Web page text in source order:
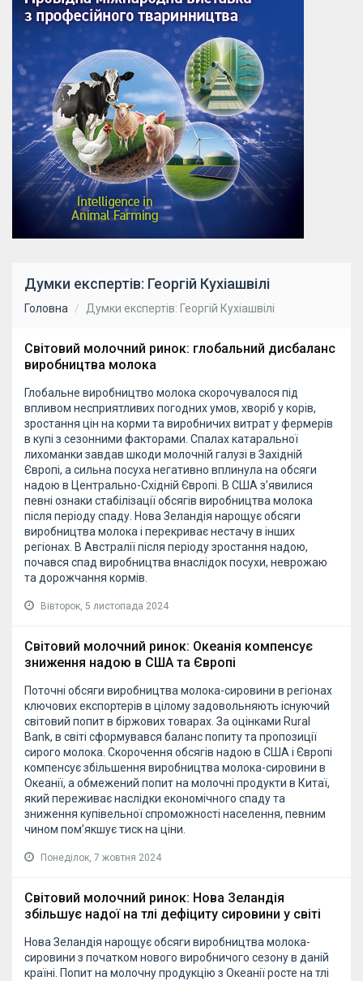
Думки експертів: Георгій Кухіашвілі
Головна Думки експертів: Георгій Кухіашвілі
Світовий молочний ринок: глобальний дисбаланс
виробництва молока
Глобальне виробництво молока скорочувалося під
впливом несприятливих погодних умов, хворіб у корів,
зростання цін на корми та виробничих витрат у фермерів
в купі з сезонними факторами. Спалах катаральної
лихоманки завдав шкоди молочній галузі в Західній
Європі, а сильна посуха негативно вплинула на обсяги
надою в Центрально-Східній Європі. В США з’явилися
певні ознаки стабілізації обсягів виробництва молока
після періоду спаду. Нова Зеландія нарощує обсяги
виробництва молока і перекриває нестачу в інших
регіонах. В Австралії після періоду зростання надою,
почався спад виробництва внаслідок посухи, неврожаю
та дорожчання кормів.
Вівторок, 5 листопада 2024
Світовий молочний ринок: Океанія компенсує
зниження надою в США та Європі
Поточні обсяги виробництва молока-сировини в регіонах
ключових експортерів в цілому задовольняють існуючий
світовий попит в біржових товарах. За оцінками Rural
Bank, в світі сформувався баланс попиту та пропозиції
сирого молока. Скорочення обсягів надою в США і Європі
компенсує збільшення виробництва молока-сировини в
Океанії, а обмежений попит на молочні продукти в Китаї,
який переживає наслідки економічного спаду та
зниження купівельної спроможності населення, певним
чином пом’якшує тиск на ціни.
Понеділок, 7 жовтня 2024
Світовий молочний ринок: Нова Зеландія
збільшує надої на тлі дефіциту сировини у світі
Нова Зеландія нарощує обсяги виробництва молока-
сировини з початком нового виробничого сезону в даній
країні. Попит на молочну продукцію з Океанії росте на тлі